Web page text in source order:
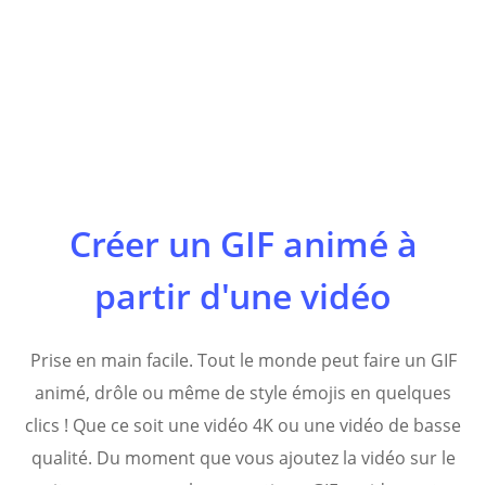
Créer un GIF animé à
partir d'une vidéo
Prise en main facile. Tout le monde peut faire un GIF
animé, drôle ou même de style émojis en quelques
clics ! Que ce soit une vidéo 4K ou une vidéo de basse
qualité. Du moment que vous ajoutez la vidéo sur le